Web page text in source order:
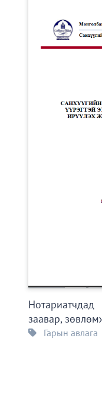
заавар,
Гарын авлага